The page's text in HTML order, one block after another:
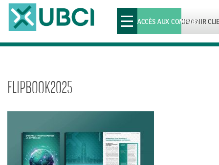
Toggle
navigationDEVENIR
ACCÈS AUX COMPTES
FLIPBOOK2025